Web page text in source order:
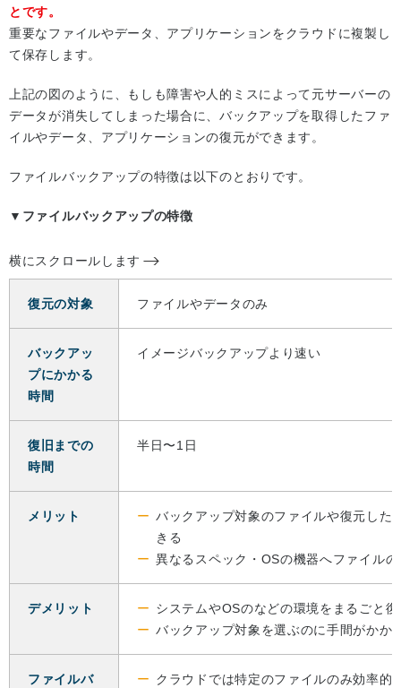
とです。
重要なファイルやデータ、アプリケーションをクラウドに複製し
て保存します。
上記の図のように、もしも障害や人的ミスによって元サーバーの
データが消失してしまった場合に、バックアップを取得したファ
イルやデータ、アプリケーションの復元ができます。
ファイルバックアップの特徴は以下のとおりです。
▼ファイルバックアップの特徴
横にスクロールします
復元の対象 ファイルやデータのみ
バックアッ
プにかかる
時間
イメージバックアップより速い
復旧までの
時間
半日〜1日
メリット
バックアップ対象のファイルや復元した
きる
異なるスペック・OSの機器へファイル
デメリット
システムやOSのなどの環境をまるごと
バックアップ対象を選ぶのに手間がかか
ファイルバ
クラウドでは特定のファイルのみ効率的